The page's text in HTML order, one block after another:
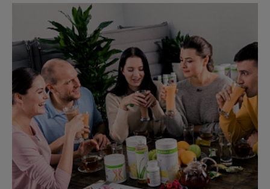
методы. Чтобы прийти в форму, многие
принимают специализированные добавки.
Раньше это делали в основном только
профессиональные спортсмены. Но сегодня,
когда правильный образ жизни и спортивное
телосложение вошли в моду, принимать их
стали и обычные люди. Одной из популярных
добавок является Л-карнитин. Перед началом
приема нужно разобраться, что же это такое, и
выяснить, действительно ли он может помочь
решить вашу проблему.